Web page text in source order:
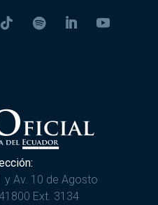
y Av. 10 de Agosto
Ext. 3134